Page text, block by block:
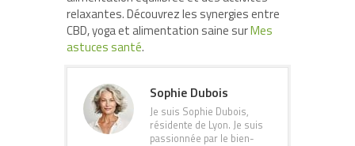
relaxantes. Découvrez les synergies entre
CBD, yoga et alimentation saine surMes
astuces santé.
Sophie Dubois
Je suis Sophie Dubois,
résidente de Lyon. Je suis
passionnée par le bien-